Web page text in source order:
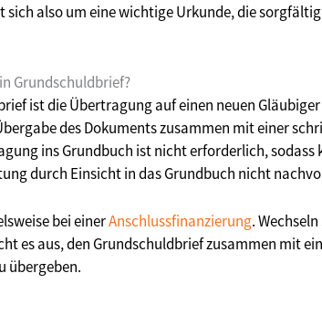
sich also um eine wichtige Urkunde, die
Grundschuldbrief?
ist die Übertragung auf einen neuen
des Dokuments zusammen mit einer
ins Grundbuch ist nicht erforderlich, sodass
durch Einsicht in das Grundbuch nicht
bei einerAnschlussfinanzierung.
es aus, den Grundschuldbrief zusammen mit
übergeben.